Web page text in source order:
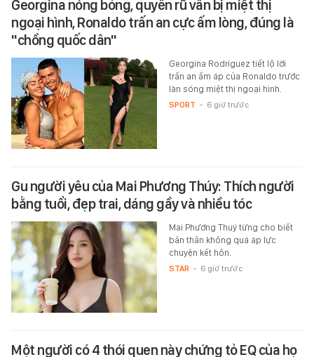
Georgina nóng bỏng, quyến rũ vẫn bị miệt thị
ngoại hình, Ronaldo trấn an cực ấm lòng, đúng là
"chồng quốc dân"
Georgina Rodriguez tiết lộ lời
trấn an ấm áp của Ronaldo trước
làn sóng miệt thị ngoại hình.
SPORT - 6 giờ trước
Gu người yêu của Mai Phương Thúy: Thích người
bằng tuổi, đẹp trai, dáng gầy và nhiều tóc
Mai Phương Thuý từng cho biết
bản thân không quá áp lực
chuyện kết hôn.
STAR - 6 giờ trước
Một người có 4 thói quen này chứng tỏ EQ của họ